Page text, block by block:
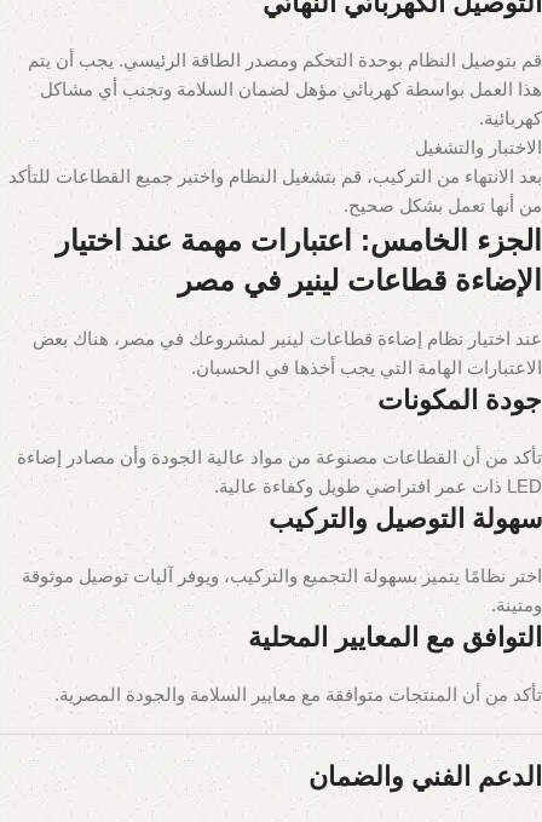
قم بتوصيل النظام بوحدة التحكم ومصدر الطاقة الرئيسي. يجب أن يتم
هذا العمل بواسطة كهربائي مؤهل لضمان السلامة وتجنب أي مشاكل
كهربائية.
الاختبار والتشغيل
بعد الانتهاء من التركيب، قم بتشغيل النظام واختبر جميع القطاعات للتأكد
من أنها تعمل بشكل صحيح.
الجزء الخامس: اعتبارات مهمة عند اختيار
الإضاءة قطاعات لينير في مصر
عند اختيار نظام إضاءة قطاعات لينير لمشروعك في مصر، هناك بعض
الاعتبارات الهامة التي يجب أخذها في الحسبان.
جودة المكونات
تأكد من أن القطاعات مصنوعة من مواد عالية الجودة وأن مصادر إضاءة
LED ذات عمر افتراضي طويل وكفاءة عالية.
سهولة التوصيل والتركيب
اختر نظامًا يتميز بسهولة التجميع والتركيب، ويوفر آليات توصيل موثوقة
ومتينة.
التوافق مع المعايير المحلية
تأكد من أن المنتجات متوافقة مع معايير السلامة والجودة المصرية.
الدعم الفني والضمان